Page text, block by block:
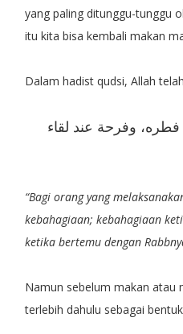
yang paling ditunggu-tunggu
itu kita bisa kembali makan
Dalam hadist qudsi, Allah
وفرحة عند لقاء
“Bagi orang yang
kebahagiaan; kebahagiaan
ketika bertemu dengan
Namun sebelum makan atau
terlebih dahulu sebagai